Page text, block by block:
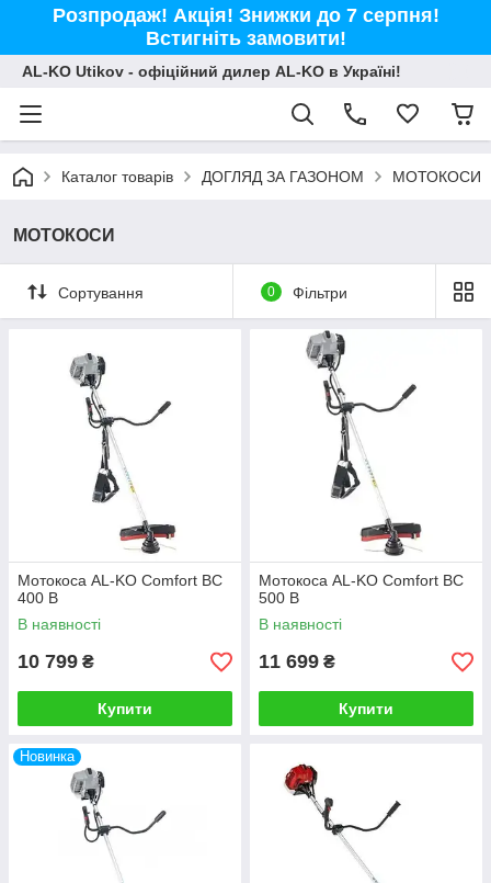
Розпродаж! Акція! Знижки до 7 серпня!
Встигніть замовити!
AL-KO Utikov - офіційний дилер AL-KO в Україні!
Каталог товарів ДОГЛЯД ЗА ГАЗОНОМ МОТОКОСИ
МОТОКОСИ
Сортування 0 Фільтри
Мотокоса AL-KO Comfort BC
400 B
В наявності
10 799 ₴
Купити
Мотокоса AL-KO Comfort BC
500 B
В наявності
11 699 ₴
Купити
Новинка